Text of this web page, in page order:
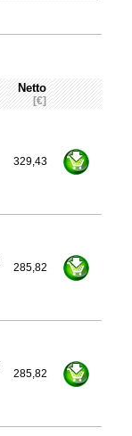
Netto
[€]
329,43
285,82
285,82